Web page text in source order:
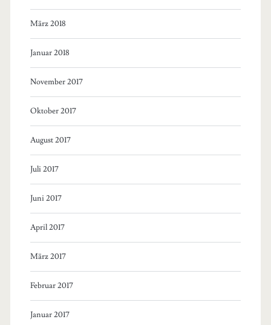
März 2018
Januar 2018
November 2017
Oktober 2017
August 2017
Juli 2017
Juni 2017
April 2017
März 2017
Februar 2017
Januar 2017